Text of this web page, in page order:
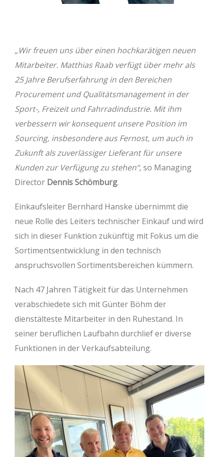
„Wir freuen uns über einen hochkarätigen neuen
Mitarbeiter. Matthias Raab verfügt über mehr als
25 Jahre Berufserfahrung in den Bereichen
Procurement und Qualitätsmanagement in der
Sport-, Freizeit und Fahrradindustrie. Mit ihm
verbessern wir konsequent unsere Position im
Sourcing, insbesondere aus Fernost, um auch in
Zukunft als zuverlässiger Lieferant für unsere
Kunden zur Verfügung zu stehen“, so Managing
Director Dennis Schömburg.
Einkaufsleiter Bernhard Hanske übernimmt die
neue Rolle des Leiters technischer Einkauf und wird
sich in dieser Funktion zukünftig mit Fokus um die
Sortimentsentwicklung in den technisch
anspruchsvollen Sortimentsbereichen kümmern.
Nach 47 Jahren Tätigkeit für das Unternehmen
verabschiedete sich mit Günter Böhm der
dienstälteste Mitarbeiter in den Ruhestand. In
seiner beruflichen Laufbahn durchlief er diverse
Funktionen in der Verkaufsabteilung.